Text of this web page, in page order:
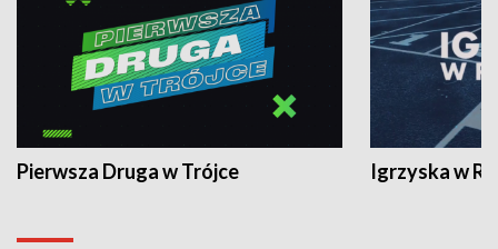
Pierwsza Druga w Trójce Igrzyska w